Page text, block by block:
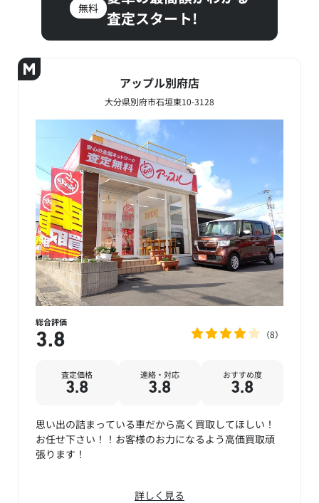
無料
査定スタート!
アップル別府店
大分県別府市石垣東10-3128
総合評価
3.8 8
査定価格
3.8
連絡・対応
3.8
おすすめ度
3.8
思い出の詰まっている車だから高く買取してほしい！
お任せ下さい！！お客様のお力になるよう高価買取頑
張ります！
詳しく見る